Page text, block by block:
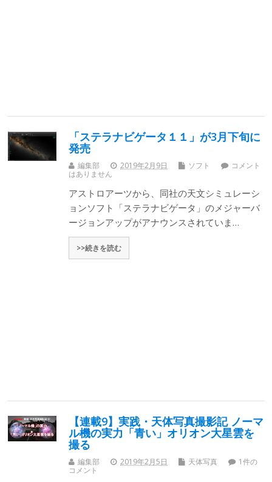
「ステラナビゲータ１１」が3月下旬に
発売
編集部 2019年2月9日 ソフト
コメント
はありません
アストロアーツから、同社の天文シミュレーシ
ョンソフト「ステラナビゲータ」のメジャーバ
ージョンアップがアナウンスされていま…
>>続きを読む
【連載9】実践・天体写真撮影記 ノーマ
ル機の実力「青い」オリオン大星雲を
撮る
編集部 2019年2月5日 天体写真
1件の
コメント